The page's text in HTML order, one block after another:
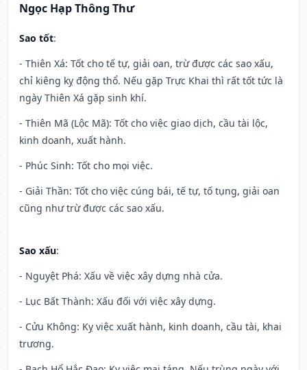
Ngọc Hạp Thông Thư
Sao tốt:
- Thiên Xá: Tốt cho tế tự, giải oan, trừ được các sao xấu,
chỉ kiêng kỵ động thổ. Nếu gặp Trực Khai thì rất tốt tức là
ngày Thiên Xá gặp sinh khí.
- Thiên Mã (Lộc Mã): Tốt cho việc giao dịch, cầu tài lộc,
kinh doanh, xuất hành.
- Phúc Sinh: Tốt cho mọi việc.
- Giải Thần: Tốt cho việc cúng bái, tế tự, tố tụng, giải oan
cũng như trừ được các sao xấu.
Sao xấu:
- Nguyệt Phá: Xấu về việc xây dựng nhà cửa.
- Lục Bất Thành: Xấu đối với việc xây dựng.
- Cửu Không: Kỵ việc xuất hành, kinh doanh, cầu tài, khai
trương.